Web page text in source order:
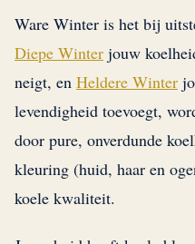
Ware Winter is het bij
Diepe Winter jouw
neigt, en Heldere Winter
levendigheid toevoegt,
door pure, onverdunde
kleuring (huid, haar en
koele kwaliteit.